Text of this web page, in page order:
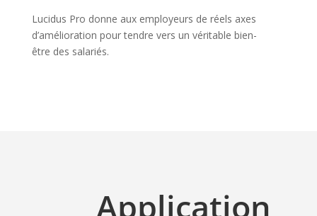
Lucidus Pro donne aux employeurs de réels axes
d’amélioration pour tendre vers un véritable bien-
être des salariés.
Application